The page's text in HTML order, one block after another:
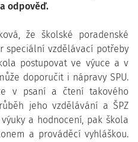
odpověď.
že školské poradenské
speciální vzdělávací potřeby
postupovat ve výuce a v
doporučit i nápravy SPU.
v psaní a čtení takového
jeho vzdělávání a ŠPZ
a hodnocení, pak škola
a prováděcí vyhláškou.